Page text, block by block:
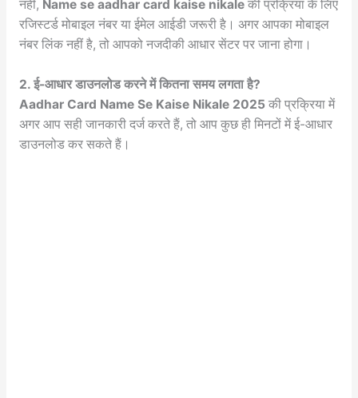
नहीं, Name se aadhar card kaise nikaleकी प्रक्रिया के लिए
रजिस्टर्ड मोबाइल नंबर या ईमेल आईडी जरूरी है। अगर आपका मोबाइल
नंबर लिंक नहीं है, तो आपको नजदीकी आधार सेंटर पर जाना होगा।
2. ई-आधार डाउनलोड करने में कितना समय लगता है?
Aadhar Card Name Se Kaise Nikale 2025 की प्रक्रिया में
अगर आप सही जानकारी दर्ज करते हैं, तो आप कुछ ही मिनटों में ई-आधार
डाउनलोड कर सकते हैं।